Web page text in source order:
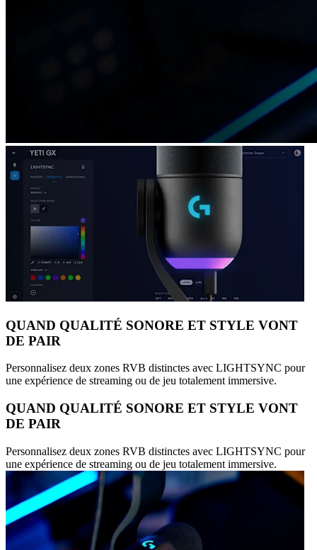
QUAND QUALITÉ SONORE ET STYLE VONT
DE PAIR
Personnalisez deux zones RVB distinctes avec LIGHTSYNC pour
une expérience de streaming ou de jeu totalement immersive.
QUAND QUALITÉ SONORE ET STYLE VONT
DE PAIR
Personnalisez deux zones RVB distinctes avec LIGHTSYNC pour
une expérience de streaming ou de jeu totalement immersive.